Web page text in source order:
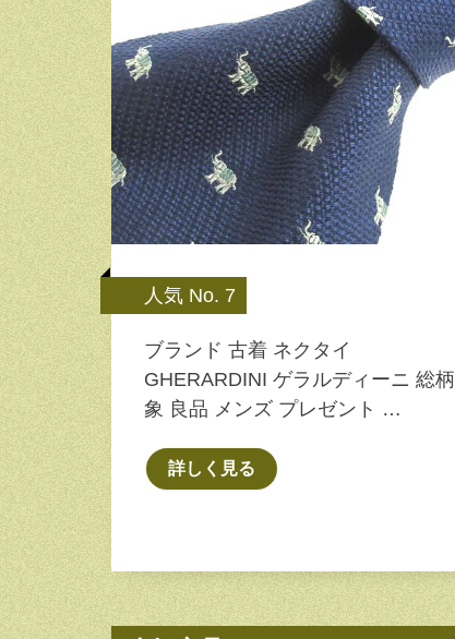
人気 No. 7
ブランド 古着 ネクタイ
GHERARDINI ゲラルディーニ 総柄
象 良品 メンズ プレゼント …
詳しく見る